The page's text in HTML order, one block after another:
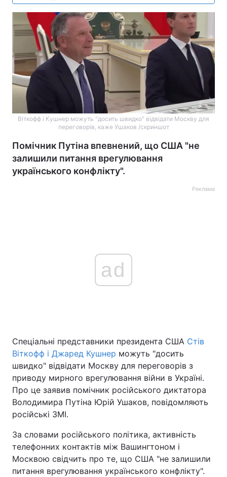
Віткофф і Кушнер можуть "досить швидко" відвідати Москву для
переговорів, каже Ушаков /скриншот
Помічник Путіна впевнений, що США "не
залишили питання врегулювання
українського конфлікту".
Реклама
ad
Спеціальні представники президента США Стів
Віткофф і Джаред Кушнер можуть "досить
швидко" відвідати Москву для переговорів з
приводу мирного врегулювання війни в Україні.
Про це заявив помічник російського диктатора
Володимира Путіна Юрій Ушаков, повідомляють
російські ЗМІ.
За словами російського політика, активність
телефонних контактів між Вашингтоном і
Москвою свідчить про те, що США "не залишили
питання врегулювання українського конфлікту".